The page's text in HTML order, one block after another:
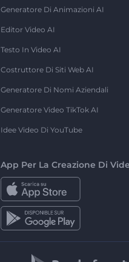
Generatore Di Animazioni AI
Editor Video AI
Testo In Video AI
Costruttore Di Siti Web AI
Generatore Di Nomi Aziendali
Generatore Video TikTok AI
Idee Video Di YouTube
App Per La Creazione Di